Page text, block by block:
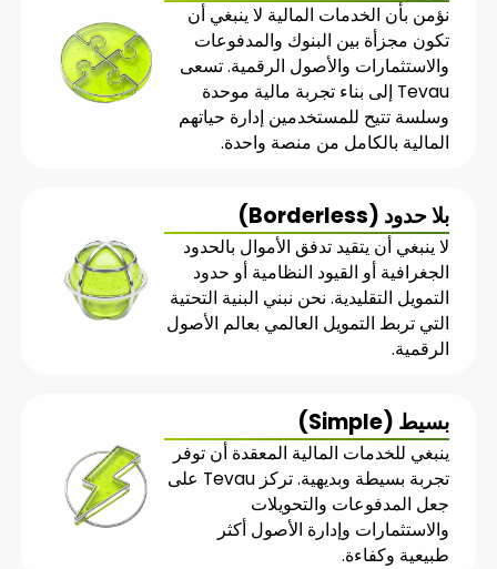
نؤمن بأن الخدمات المالية لا ينبغي أن
تكون مجزأة بين البنوك والمدفوعات
والاستثمارات والأصول الرقمية. تسعى
Tevau إلى بناء تجربة مالية موحدة
وسلسة تتيح للمستخدمين إدارة حياتهم
المالية بالكامل من منصة واحدة.
بلا حدود (Borderless)
لا ينبغي أن يتقيد تدفق الأموال بالحدود
الجغرافية أو القيود النظامية أو حدود
التمويل التقليدية. نحن نبني البنية التحتية
التي تربط التمويل العالمي بعالم الأصول
الرقمية.
بسيط (Simple)
ينبغي للخدمات المالية المعقدة أن توفر
تجربة بسيطة وبديهية. تركز Tevau على
جعل المدفوعات والتحويلات
والاستثمارات وإدارة الأصول أكثر
طبيعية وكفاءة.